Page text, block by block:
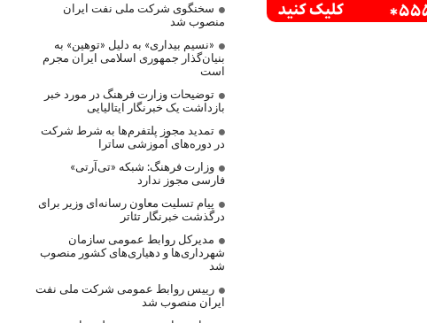
سخنگوی شرکت ملی نفت ایران
منصوب شد
«نسیم بیداری» به دلیل «توهین» به
بنیان‌گذار جمهوری اسلامی ایران مجرم
است
توضیحات وزارت فرهنگ در مورد خبر
بازداشت یک خبرنگار ایتالیایی
تمدید مجوز پلتفرم‌ها به شرط شرکت
در دوره‌های آموزشی ساترا
وزارت فرهنگ: شبکه «تی‌آرتی»
فارسی مجوز ندارد
پیام تسلیت معاون رسانه‌ای وزیر برای
درگذشت خبرنگار تئاتر
مدیرکل روابط عمومی سازمان
شهرداری‌ها و دهیاری‌های کشور منصوب
شد
رییس روابط عمومی شرکت ملی نفت
ایران منصوب شد